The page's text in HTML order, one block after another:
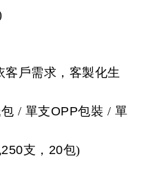
客戶需求，客製化生
/ 單支OPP包裝 / 單
250支， 20包)